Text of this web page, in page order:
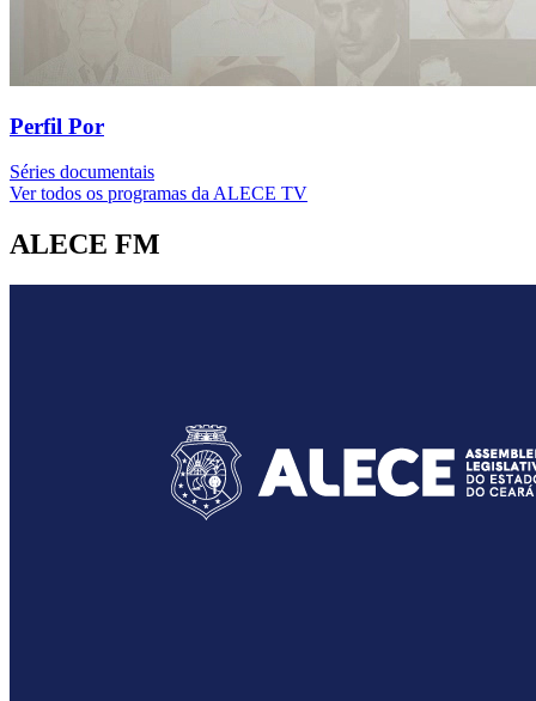
Perfil Por
Séries documentais
Ver todos os programas da ALECE TV
ALECE FM